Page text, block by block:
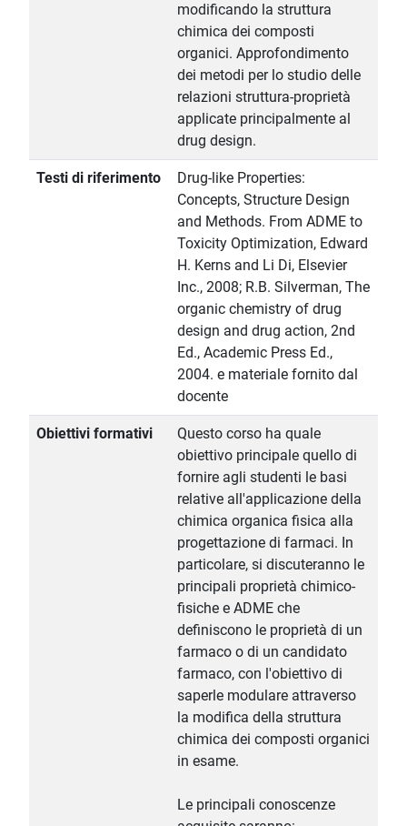
modificando la struttura
chimica dei composti
organici. Approfondimento
dei metodi per lo studio delle
relazioni struttura-proprietà
applicate principalmente al
drug design.
Testi di riferimento
Drug-like Properties:
Concepts, Structure Design
and Methods. From ADME to
Toxicity Optimization, Edward
H. Kerns and Li Di, Elsevier
Inc., 2008; R.B. Silverman, The
organic chemistry of drug
design and drug action, 2nd
Ed., Academic Press Ed.,
2004. e materiale fornito dal
docente
Obiettivi formativi
Questo corso ha quale
obiettivo principale quello di
fornire agli studenti le basi
relative all'applicazione della
chimica organica fisica alla
progettazione di farmaci. In
particolare, si discuteranno le
principali proprietà chimico-
fisiche e ADME che
definiscono le proprietà di un
farmaco o di un candidato
farmaco, con l'obiettivo di
saperle modulare attraverso
la modifica della struttura
chimica dei composti organici
in esame.
Le principali conoscenze